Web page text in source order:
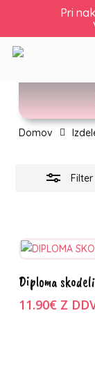
content
Pri
Košarica
Domov
Filter
izdelek
ima
Diploma
11.90€ Z